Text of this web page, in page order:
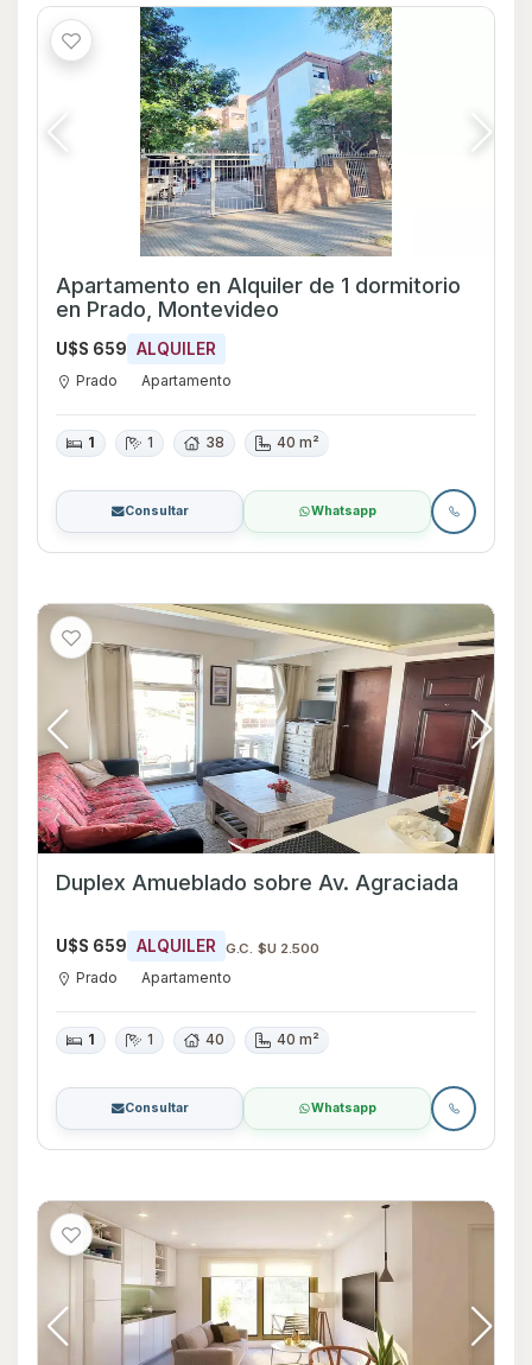
Apartamento en Alquiler de 1 dormitorio
en Prado, Montevideo
U$S 659 ALQUILER
Prado Apartamento
1 1 38 40 m²
Consultar Whatsapp
Duplex Amueblado sobre Av. Agraciada
U$S 659 ALQUILER G.C. $U 2.500
Prado Apartamento
1 1 40 40 m²
Consultar Whatsapp